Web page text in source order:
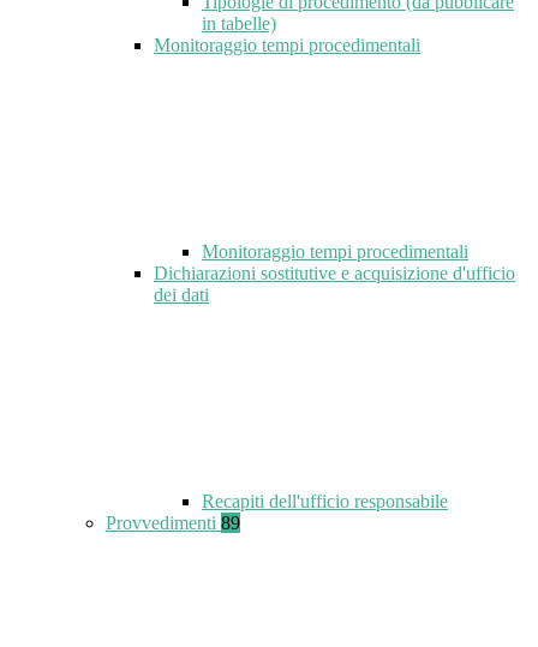
in tabelle)
Monitoraggio tempi procedimentali
Monitoraggio tempi procedimentali
Dichiarazioni sostitutive e acquisizione d'ufficio
dei dati
Recapiti dell'ufficio responsabile
Provvedimenti 89